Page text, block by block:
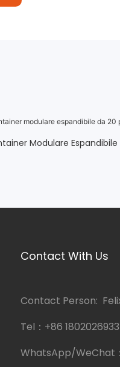
Modulare Espandibile
Contact With Us
Contact Person:
Tel： +86
WhatsApp/WeChat：